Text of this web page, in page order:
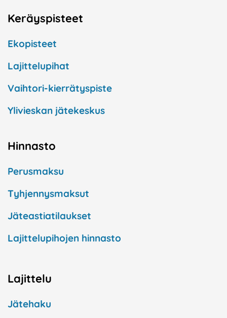
Keräyspisteet
Ekopisteet
Lajittelupihat
Vaihtori-kierrätyspiste
Ylivieskan jätekeskus
Hinnasto
Perusmaksu
Tyhjennysmaksut
Jäteastiatilaukset
Lajittelupihojen hinnasto
Lajittelu
Jätehaku